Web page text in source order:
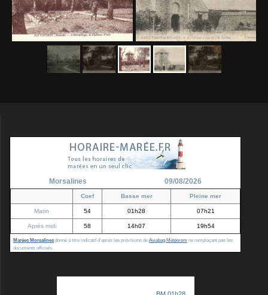
Morsalines 09/08/2026
Coef Basse mer Pleine mer
Matin 54 01h28 07h21
Après midi 58 14h07 19h54
Marées Morsalines donné à titre indicatif d'après les prévisions de Aviabag Météorem ne remplaçant pas les
documents officiels.